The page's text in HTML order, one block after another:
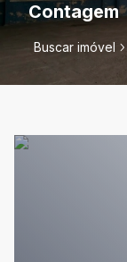
Contagem
Buscar imóvel